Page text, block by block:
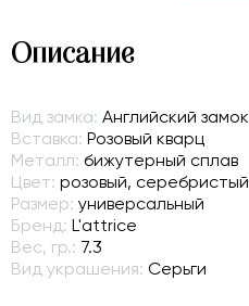
Описание
Вид замка: Английский замок
Вставка: Розовый кварц
Металл: бижутерный сплав
Цвет: розовый, серебристый
Размер: универсальный
Бренд: L'attrice
Вес, гр.: 7.3
Вид украшения: Серьги